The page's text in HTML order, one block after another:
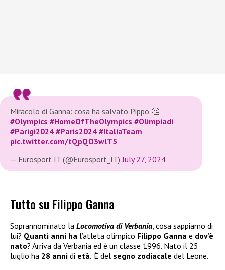
Miracolo di Ganna: cosa ha salvato Pippo 🥶
#Olympics #HomeOfTheOlympics #Olimpiadi
#Parigi2024 #Paris2024 #ItaliaTeam
pic.twitter.com/tQpQO3wlT5
— Eurosport IT (@Eurosport_IT)July 27, 2024
Tutto su Filippo Ganna
Soprannominato la Locomotiva di Verbania , cosa sappiamo di
lui? Quanti anni ha l’atleta olimpico Filippo Ganna e dov’è
nato? Arriva da Verbania ed è un classe 1996. Nato il 25
luglio ha 28 anni di età. È del segno zodiacale del Leone.